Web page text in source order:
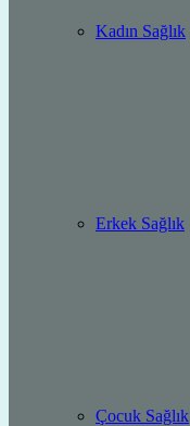
Kadın Sağlık
Erkek Sağlık
Çocuk Sağlık